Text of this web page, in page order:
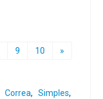
9 10 »
Correa, Simples,